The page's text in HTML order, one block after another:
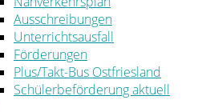
Ausschreibungen
Unterrichtsausfall
Förderungen
Plus/Takt-Bus Ostfriesland
Schülerbeförderung aktuell